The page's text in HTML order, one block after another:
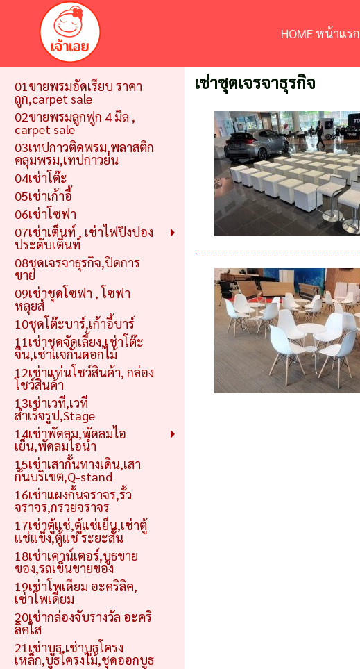
HOME หน้าแรก
01ขายพรมอัดเรียบ ราคา
ถูก,carpet sale
02ขายพรมลูกฟูก 4 มิล ,
carpet sale
03เทปกาวติดพรม,พลาสติก
คลุมพรม,เทปกาวย่น
04เช่าโต๊ะ
05เช่าเก้าอี้
06เช่าโซฟา
07เช่าเต็นท์ , เช่าไฟปิงปอง
ประดับเต็นท์
08ชุดเจรจาธุรกิจ,ปิดการ
ขาย
09เช่าชุดโซฟา , โซฟา
หลุยส์
10ชุดโต๊ะบาร์,เก้าอี้บาร์
11เช่าชุดจัดเลี้ยง,เช่าโต๊ะ
จีน,เช่าแจกันดอกไม้
12เช่าแท่นโชว์สินค้า, กล่อง
โชว์สินค้า
13เช่าเวที,เวที
สำเร็จรูป,Stage
14เช่าพัดลม,พัดลมไอ
เย็น,พัดลมไอน้ำ
15เช่าเสากั้นทางเดิน,เสา
กั้นบริเขต,Q-stand
16เช่าแผงกั้นจราจร,รั้ว
จราจร,กรวยจราจร
17เช่าตู้แช่,ตู้แช่เย็น,เช่าตู้
แช่แข็ง,ตู้แช่ ระยะสั้น
18เช่าเคาน์เตอร์,บูธขาย
ของ,รถเข็นขายของ
19เช่าโพเดียม อะคริลิค,
เช่าโพเดียม
20เช่ากล่องจับรางวัล อะคริ
ลิคใส
21เช่าบูธ,เช่าบูธโครง
เหล็ก,บูธโครงไม้,ชุดออกบูธ
เช่าชุดเจรจาธุรกิจ